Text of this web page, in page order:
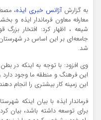
به گزارش آژانس خبری ایذه،
معارفه معاون فرماندار ایذه و
شیعه ، اظهار کرد: افتخار
جامعه‌ای بر این اساس در
شد.
وی افزود: با توجه به اینکه در
این فرهنگ و منطقه ما وجود دارد
این زمینه کار بیشتری را انجام
فرماندار ایذه با بیان اینکه
برای توسعه داشته باشد، بیان